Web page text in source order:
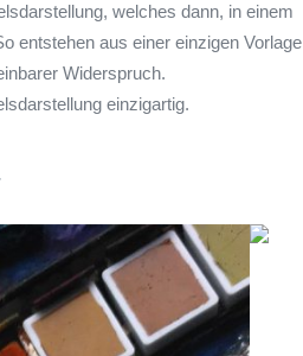
welches dann, in einem
entstehen aus einer einzigen Vorlage
Widerspruch.
einzigartig.